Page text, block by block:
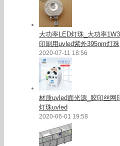
大功率LED灯珠_大功率
印刷用uvled紫外395nm灯珠
2020-07-11 18:56
材质uvled面光源_胶印丝网
灯珠uvled
2020-06-01 19:58